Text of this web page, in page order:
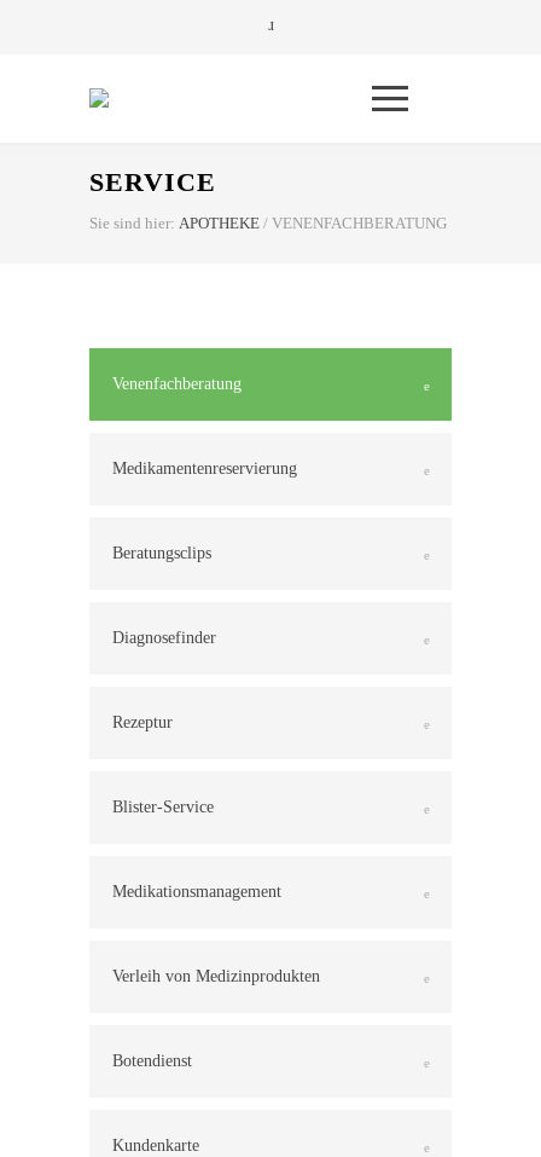
SERVICE
Sie sind hier: APOTHEKE / VENENFACHBERATUNG
Venenfachberatung
Medikamentenreservierung
Beratungsclips
Diagnosefinder
Rezeptur
Blister-Service
Medikationsmanagement
Verleih von Medizinprodukten
Botendienst
Kundenkarte